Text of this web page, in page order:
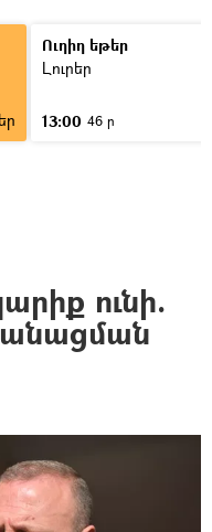
Ուղիղ եթեր
Լուրեր
13:00 46 ր
ունի.